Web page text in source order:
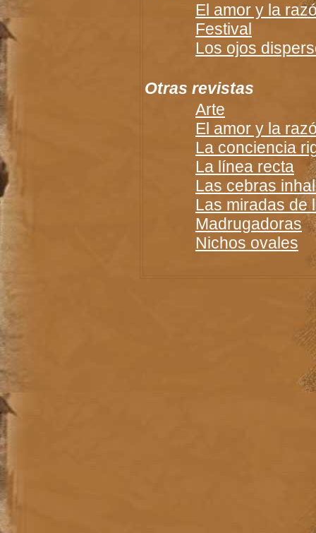
El amor y la
Festival
Los ojos
Otras revistas
Arte
El amor y la
La conciencia
La línea recta
Las cebras
Las miradas de
Madrugadoras
Nichos ovales